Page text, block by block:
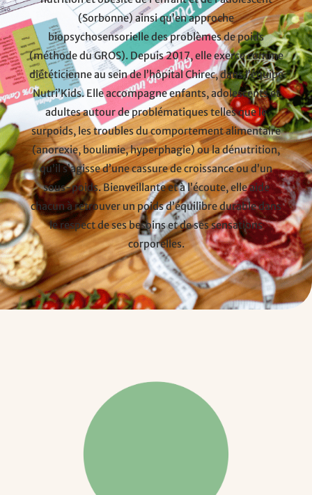
(Sorbonne) ainsi qu’en approche
biopsychosensorielle des problèmes de poids
(méthode du GROS). Depuis 2017, elle exerce comme
diététicienne au sein de l’hôpital Chirec, dans l’équipe
Nutri’Kids. Elle accompagne enfants, adolescents et
adultes autour de problématiques telles que le
surpoids, les troubles du comportement alimentaire
(anorexie, boulimie, hyperphagie) ou la dénutrition,
qu’il s’agisse d’une cassure de croissance ou d’un
sous-poids. Bienveillante et à l’écoute, elle aide
chacun à retrouver un poids d’équilibre durable dans
le respect de ses besoins et de ses sensations
corporelles.